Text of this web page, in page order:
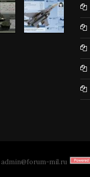
admin@forum-mil.ru